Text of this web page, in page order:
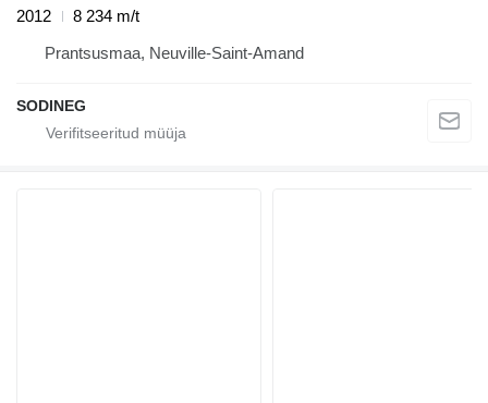
2012
8 234 m/t
Prantsusmaa, Neuville-Saint-Amand
SODINEG